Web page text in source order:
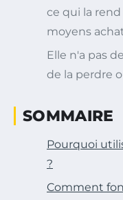
ce qui la
moyens
Elle n'a pas
de la perdre
SOMMAIRE
Pourquoi
?
Comment